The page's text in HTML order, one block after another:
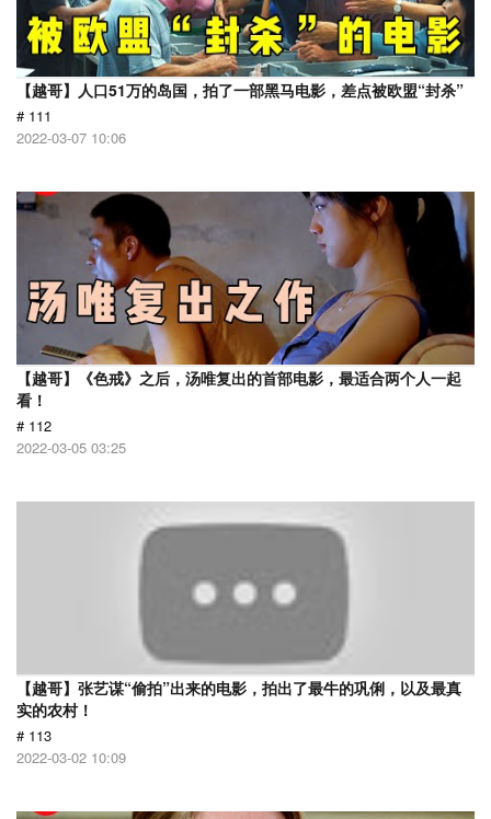
【越哥】人口51万的岛国，拍了一部黑马电影，差点被欧盟“封杀”
# 111
2022-03-07 10:06
【越哥】《色戒》之后，汤唯复出的首部电影，最适合两个人一起
看！
# 112
2022-03-05 03:25
【越哥】张艺谋“偷拍”出来的电影，拍出了最牛的巩俐，以及最真
实的农村！
# 113
2022-03-02 10:09